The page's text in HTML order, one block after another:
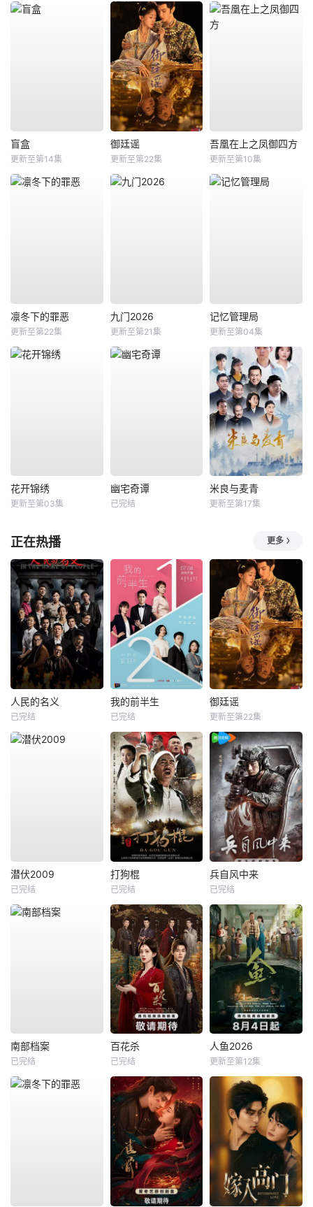
盲盒
更新至第14集
御廷谣
更新至第22集
吾凰在上之凤御四方
更新至第10集
凛冬下的罪恶
更新至第22集
九门2026
更新至第21集
记忆管理局
更新至第04集
花开锦绣
更新至第03集
幽宅奇谭
已完结
米良与麦青
更新至第17集
正在热播 更多
人民的名义
已完结
我的前半生
已完结
御廷谣
更新至第22集
潜伏2009
已完结
打狗棍
已完结
兵自风中来
已完结
南部档案
已完结
百花杀
已完结
人鱼2026
更新至第12集